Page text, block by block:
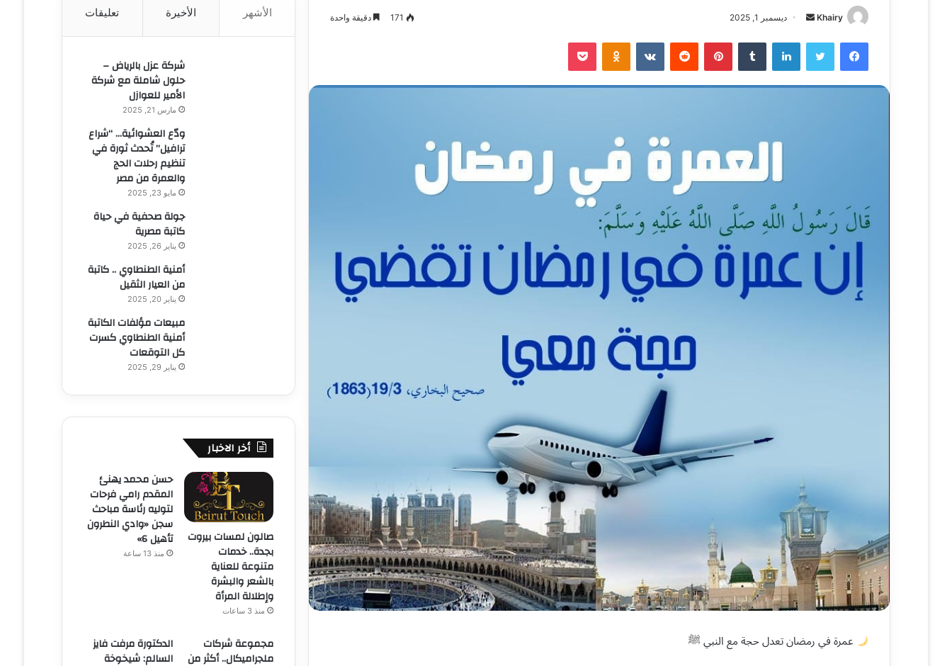
Khairy
أ
ل
ب
ر
ديسمبر 1, 2025 171 دقيقة واحدة
فيسبوك تويتر لينكدإن ‏Tumblr بينتيريست ‏Reddit
‏VKontakte
Odnoklassniki بوكيت
عمرة في رمضان تعدل حجة مع النبي ﷺ
الأشهر الأخيرة تعليقات
شركة عزل بالرياض –
حلول شاملة مع شركة
الأمير للعوازل
مارس 21, 2025
ودّع العشوائية… “شراع
ترافيل” تُحدث ثورة في
تنظيم رحلات الحج
والعمرة من مصر
مايو 23, 2025
جولة صحفية في حياة
كاتبة مصرية
يناير 26, 2025
أمنية الطنطاوي .. كاتبة
من العيار الثقيل
يناير 20, 2025
مبيعات مؤلفات الكاتبة
أمنية الطنطاوي كسرت
كل التوقعات
يناير 29, 2025
أخر الاخبار
صالون لمسات بيروت
بجدة.. خدمات
متنوعة للعناية
بالشعر والبشرة
وإطلالة المرأة
منذ 3 ساعات
حسن محمد يهنئ
المقدم رامي فرحات
لتوليه رئاسة مباحث
سجن «وادي النطرون
تأهيل 6»
منذ 13 ساعة
مجموعة شركات
ملجراميكال.. أكثر من
الدكتورة مرفت فايز
السالم: شيخوخة